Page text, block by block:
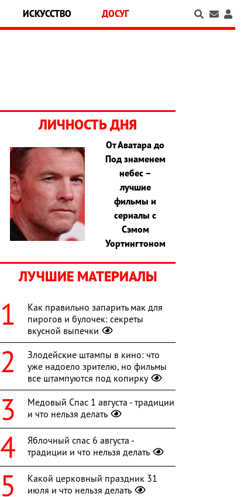
ИСКУССТВО ДОСУГ
ЛИЧНОСТЬ ДНЯ
От Аватара до
Под знаменем
небес –
лучшие
фильмы и
сериалы с
Сэмом
Уортингтоном
ЛУЧШИЕ МАТЕРИАЛЫ
Как правильно запарить мак для
пирогов и булочек: секреты
вкусной выпечки
Злодейские штампы в кино: что
уже надоело зрителю, но фильмы
все штампуются под копирку
Медовый Спас 1 августа - традиции
и что нельзя делать
Яблочный спас 6 августа -
традиции и что нельзя делать
Какой церковный праздник 31
июля и что нельзя делать